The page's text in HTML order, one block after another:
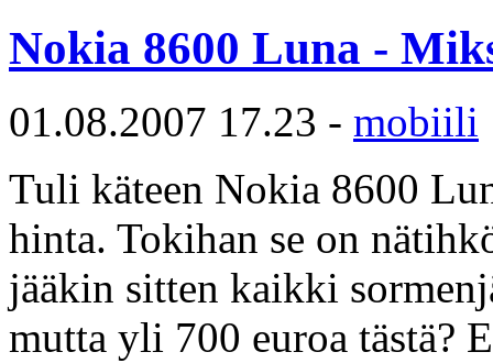
Nokia 8600 Luna -
01.08.2007 17.23 - mobiili
Tuli käteen Nokia 8600
hinta. Tokihan se on
jääkin sitten kaikki
mutta yli 700 euroa tästä?